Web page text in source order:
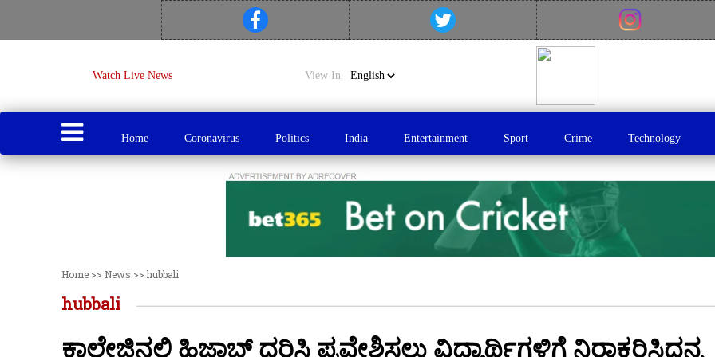
Watch Live News View In
Home Coronavirus Politics India Entertainment Sport Crime Technology
Home >> News >> hubbali
hubbali
ಕಾಲೇಜಿನಲ್ಲಿ ಹಿಜಾಬ್ ಧರಿಸಿ ಪ್ರವೇಶಿಸಲು ವಿದ್ಯಾರ್ಥಿಗಳಿಗೆ ನಿರಾಕರಿಸಿದನ್ನ